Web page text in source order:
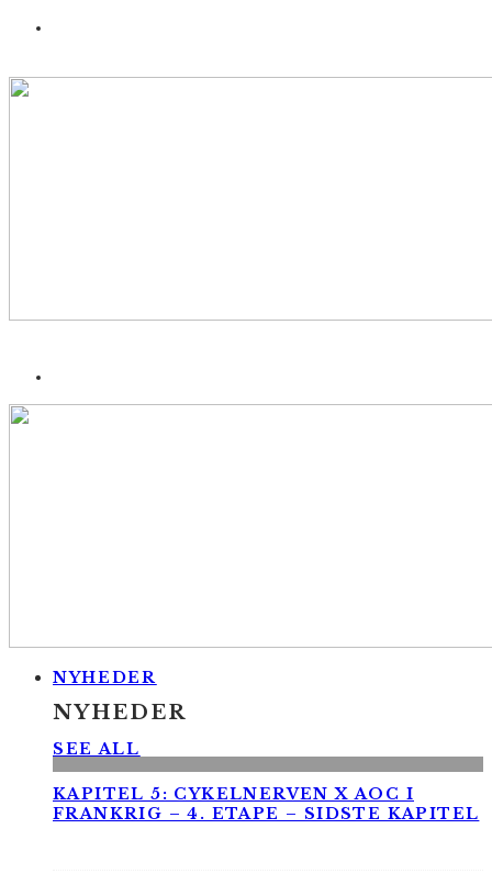
NYHEDER
NYHEDER
SEE ALL
KAPITEL 5: CYKELNERVEN X AOC I
FRANKRIG – 4. ETAPE – SIDSTE KAPITEL